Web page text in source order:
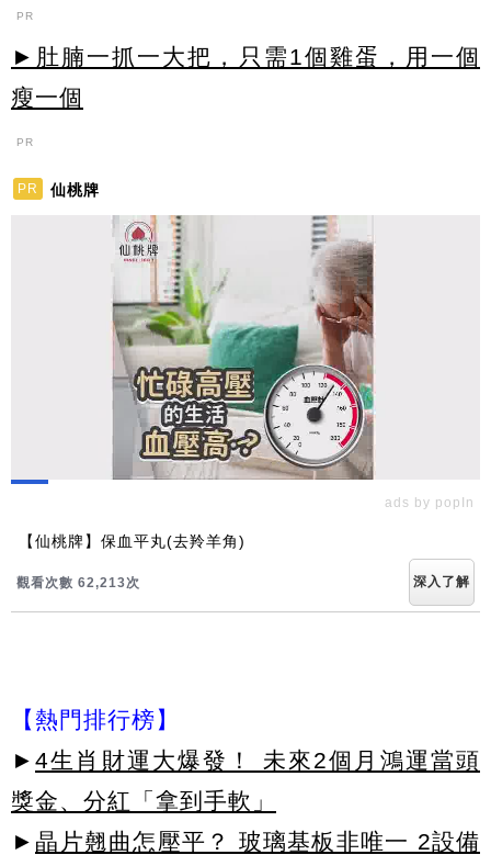
PR
►肚腩一抓一大把，只需1個雞蛋，用一個
瘦一個
PR
PR 仙桃牌
ads by popIn
【仙桃牌】保血平丸(去羚羊角)
觀看次數 62,213次 深入了解
【熱門排行榜】
► 4生肖財運大爆發！ 未來2個月鴻運當頭
獎金、分紅「拿到手軟」
► 晶片翹曲怎壓平？ 玻璃基板非唯一 2設備